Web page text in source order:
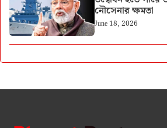
নৌসেনার ক্ষমতা
June 18, 2026